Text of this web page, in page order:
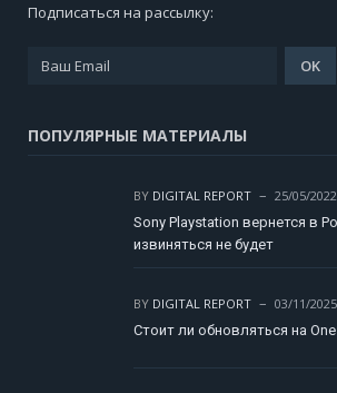
Подписаться на рассылку:
ПОПУЛЯРНЫЕ МАТЕРИАЛЫ
BY DIGITAL REPORT
25/05/
Sony Playstation вернется в
извиняться не будет
BY DIGITAL REPORT
03/11/
Стоит ли обновляться на